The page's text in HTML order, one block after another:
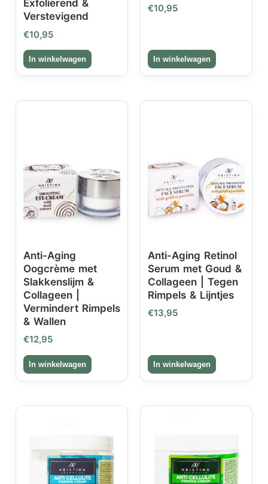
Exfoliërend &
Verstevigend
€10,95
€10,95
Anti-Aging
Oogcrème met
Slakkenslijm &
Collageen |
Vermindert Rimpels
& Wallen
€12,95
Anti-Aging Retinol
Serum met Goud &
Collageen | Tegen
Rimpels & Lijntjes
€13,95